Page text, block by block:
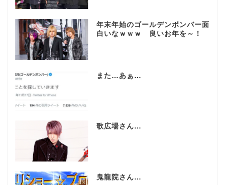
年末年始のゴールデンボンバー面
白いなｗｗｗ 良いお年を～！
また…あぁ…
歌広場さん…
鬼龍院さん…